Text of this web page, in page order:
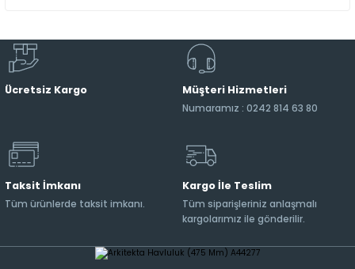
Ücretsiz Kargo Müşteri Hizmetleri
Numaramız : 0242 814 63 80
Taksit İmkanı
Tüm ürünlerde taksit imkanı.
Kargo İle Teslim
Tüm siparişleriniz anlaşmalı
kargolarımız ile gönderilir.